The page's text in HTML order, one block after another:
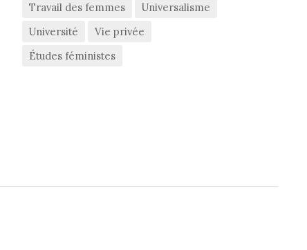
Travail des femmes
Universalisme
Université
Vie privée
Études féministes